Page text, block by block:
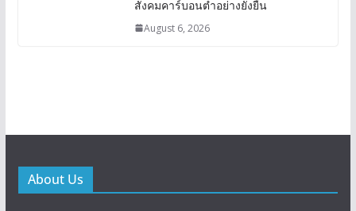
สังคมคาร์บอนต่ำอย่างยั่งยืน
August 6, 2026
About Us